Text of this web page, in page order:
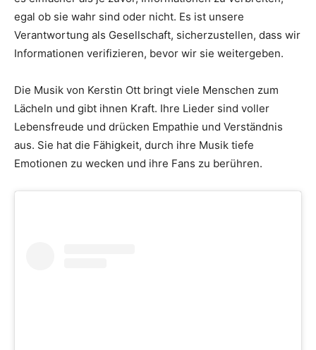
egal ob sie wahr sind oder nicht. Es ist unsere
Verantwortung als Gesellschaft, sicherzustellen, dass wir
Informationen verifizieren, bevor wir sie weitergeben.
Die Musik von Kerstin Ott bringt viele Menschen zum
Lächeln und gibt ihnen Kraft. Ihre Lieder sind voller
Lebensfreude und drücken Empathie und Verständnis
aus. Sie hat die Fähigkeit, durch ihre Musik tiefe
Emotionen zu wecken und ihre Fans zu berühren.